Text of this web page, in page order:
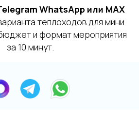
WhatsApp или MAX
теплоходов для мини
и формат мероприятия
за 10 минут.